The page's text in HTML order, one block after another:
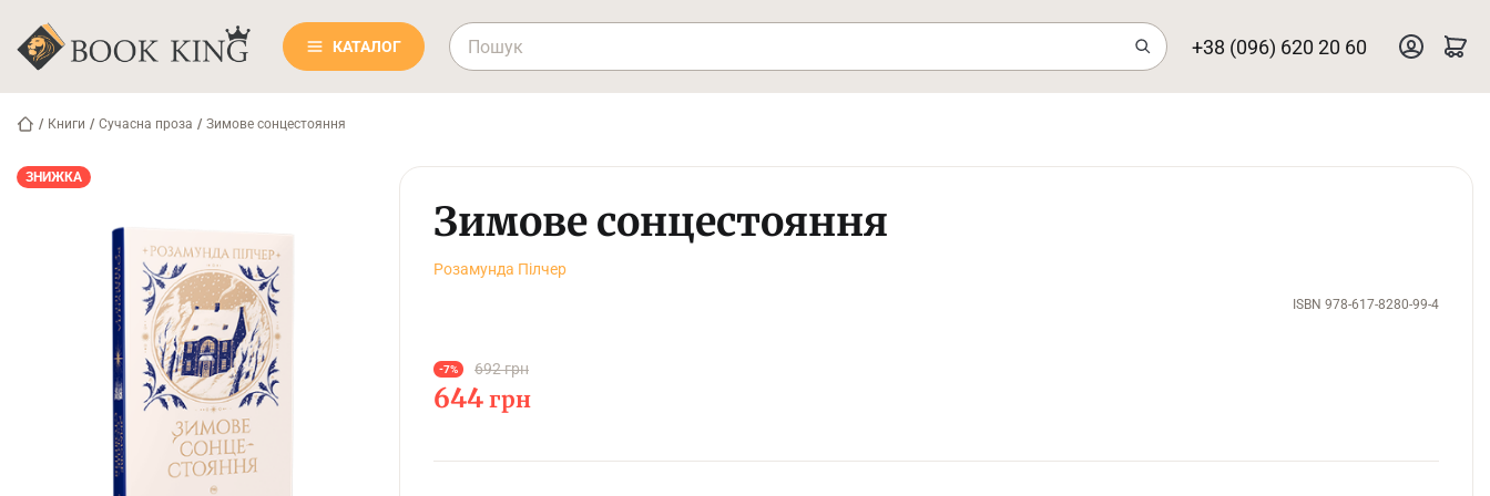
КАТАЛОГ +38 (096) 620 20 60
/ Книги / Сучасна проза / Зимове сонцестояння
ЗНИЖКА
Зимове сонцестояння
Розамунда Пілчер
ISBN 978-617-8280-99-4
-7% 692 грн
644 грн